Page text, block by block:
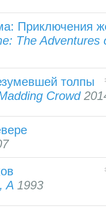
Приключения
The Adventures
толпы
Crowd
A 1993